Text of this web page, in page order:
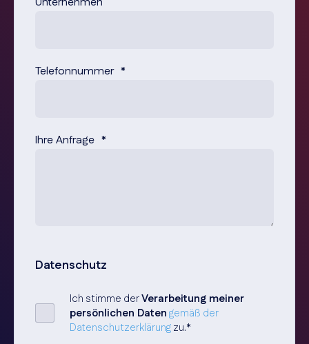
Telefonnummer *
Ihre Anfrage *
Datenschutz
Ich stimme derVerarbeitung meiner
persönlichen Datengemäß der
Datenschutzerklärungzu.*